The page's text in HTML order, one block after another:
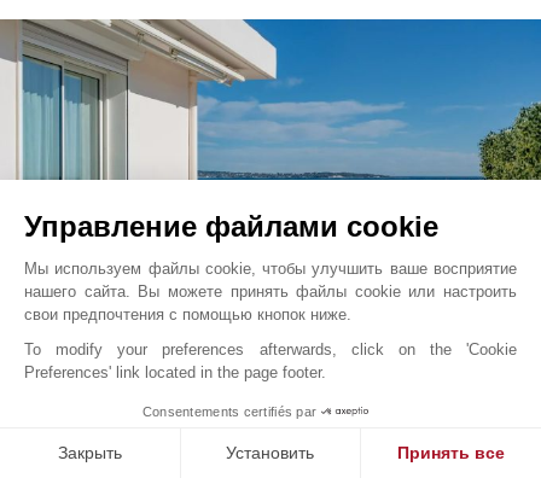
Канны - Круазетт
цена по запросу
Управление файлами cookie
Мы используем файлы cookie, чтобы улучшить ваше восприятие
нашего сайта. Вы можете принять файлы cookie или настроить
свои предпочтения с помощью кнопок ниже.
To modify your preferences afterwards, click on the 'Cookie
Preferences' link located in the page footer.
Consentements certifiés par
Закрыть Установить Принять все